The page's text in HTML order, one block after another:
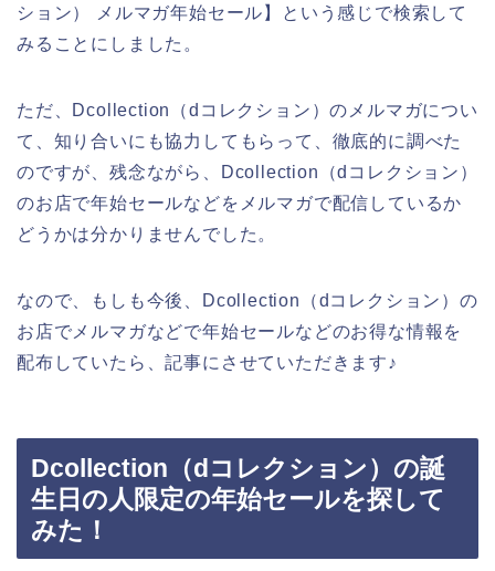
ション） メルマガ年始セール】という感じで検索して
みることにしました。
ただ、Dcollection（dコレクション）のメルマガについ
て、知り合いにも協力してもらって、徹底的に調べた
のですが、残念ながら、Dcollection（dコレクション）
のお店で年始セールなどをメルマガで配信しているか
どうかは分かりませんでした。
なので、もしも今後、Dcollection（dコレクション）の
お店でメルマガなどで年始セールなどのお得な情報を
配布していたら、記事にさせていただきます♪
Dcollection（dコレクション）の誕
生日の人限定の年始セールを探して
みた！